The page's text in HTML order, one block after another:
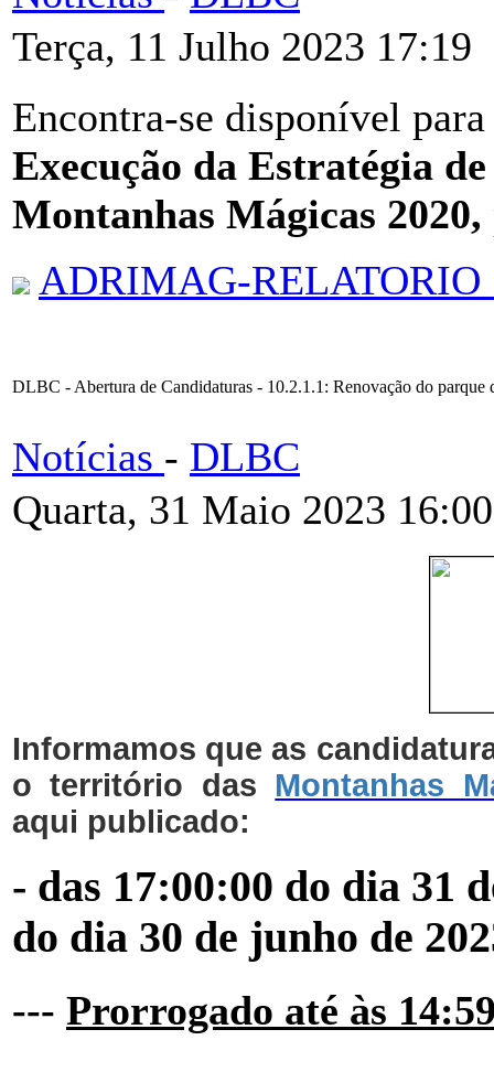
Terça, 11 Julho 2023 17:19
Encontra-se disponível
Execução da Estratégia
Montanhas Mágicas 2020,
ADRIMAG-
DLBC - Abertura de Candidaturas - 10.2.1.1: Renovação do parque
Notícias - DLBC
Quarta, 31 Maio 2023 16:00
Informamos que as
o território das Montanhas
aqui publicado:
- das 17:00:00 do dia 31
do dia 30 de junho de
--- Prorrogado até às